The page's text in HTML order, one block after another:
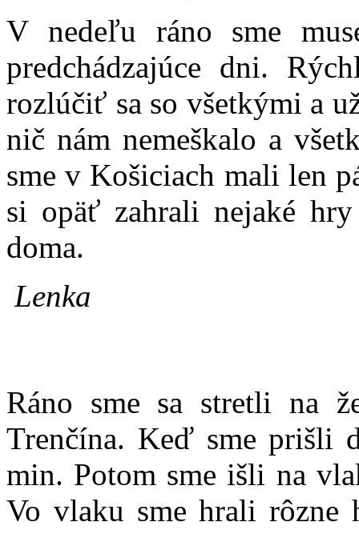
V nedeľu ráno sme
predchádzajúce dni.
rozlúčiť sa so všetkými a
nič nám nemeškalo a
sme v Košiciach mali len
si opäť zahrali nejaké
doma.
Lenka
Ráno sme sa stretli na
Trenčína. Keď sme prišli
min. Potom sme išli na
Vo vlaku sme hrali rôzne